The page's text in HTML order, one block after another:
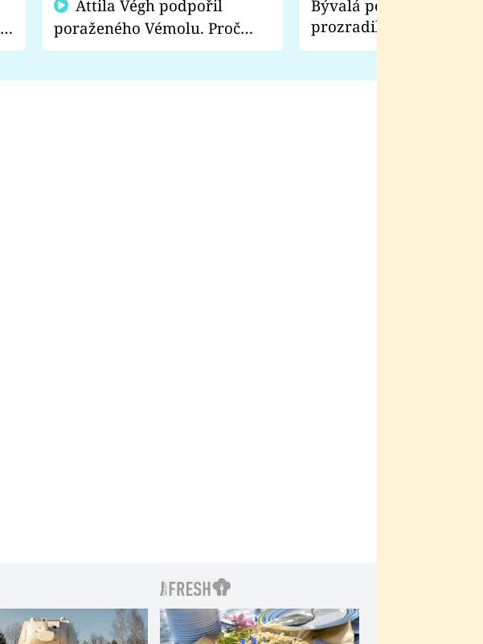
poraženého Vémolu. Proč
chce raději zápasit s ním než
Bývalá pornoherečka
prozradila, co ji
natáčení Euforie.